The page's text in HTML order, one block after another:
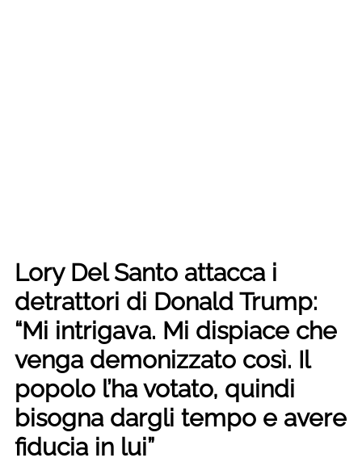
Lory Del Santo attacca i
detrattori di Donald Trump:
“Mi intrigava. Mi dispiace che
venga demonizzato così. Il
popolo l’ha votato, quindi
bisogna dargli tempo e avere
fiducia in lui”